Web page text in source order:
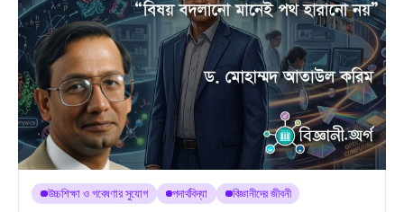
উচ্চশিক্ষা ও গবেষণার সুযোগ পদার্থবিদ্যা বিজ্ঞানীদের জীবনী